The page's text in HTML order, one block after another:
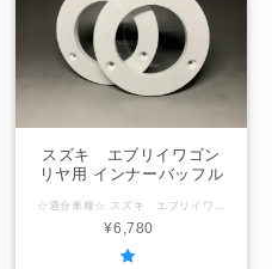
スズキ エブリイワゴン
リヤ用 インナーバッフル
¥6,780